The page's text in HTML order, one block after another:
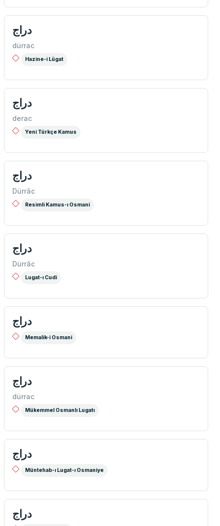
دراج
dürrac
Hazine-i Lûgat
دراج
derac
Yeni Türkçe Kamus
دراج
Dürrâc
Resimli Kamus-ı Osmani
دراج
Dürrâc
Lugat-ı Cudi
دراج
Memalik-i Osmani
دراج
dürrac
Mükemmel Osmanlı Lugatı
دراج
Müntehab-ı Lugat-ı Osmaniye
دراج